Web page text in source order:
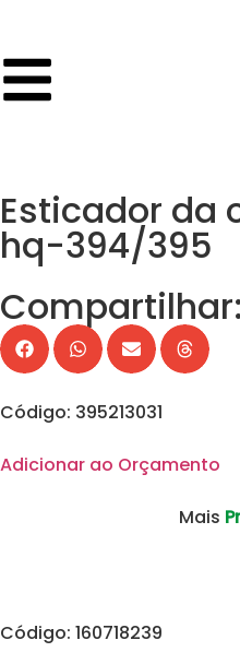
Esticador da
hq-394/395
Compartilhar:
Código: 395213031
Adicionar ao Orçamento
Mais
Código: 160718239